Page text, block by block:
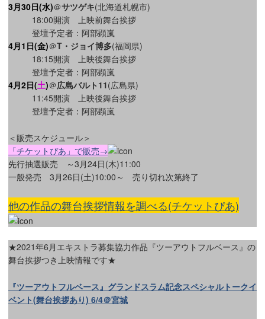
3月30日(水)＠サツゲキ(北海道札幌市)
18:00開演 上映前舞台挨拶
登壇予定者：阿部顕嵐
4月1日(金)＠T・ジョイ博多(福岡県)
18:15開演 上映後舞台挨拶
登壇予定者：阿部顕嵐
4月2日(土)＠広島バルト11(広島県)
11:45開演 上映後舞台挨拶
登壇予定者：阿部顕嵐
＜販売スケジュール＞
「チケットぴあ」で販売→
先行抽選販売 ～3月24日(木)11:00
一般発売 3月26日(土)10:00～ 売り切れ次第終了
他の作品の舞台挨拶情報を調べる(チケットぴあ)
★2021年6月エキストラ募集協力作品『ツーアウトフルベース』の
舞台挨拶つき上映情報です★
『ツーアウトフルベース』グランドスラム記念スペシャルトークイ
ベント(舞台挨拶あり) 6/4＠宮城